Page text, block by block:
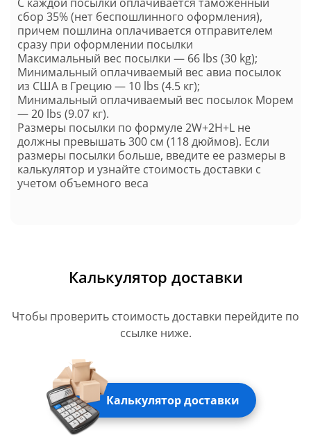
сбор 35% (нет беспошлинного оформления),
причем пошлина оплачивается отправителем
сразу при оформлении посылки
Максимальный вес посылки — 66 lbs (30 kg);
Минимальный оплачиваемый вес авиа посылок
из США в Грецию — 10 lbs (4.5 кг);
Минимальный оплачиваемый вес посылок Морем
— 20 lbs (9.07 кг).
Размеры посылки по формуле 2W+2H+L не
должны превышать 300 см (118 дюймов). Если
размеры посылки больше, введите ее размеры в
калькулятор и узнайте стоимость доставки с
учетом объемного веса
Калькулятор доставки
Чтобы проверить стоимость доставки перейдите по
ссылке ниже.
Калькулятор доставки